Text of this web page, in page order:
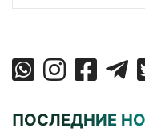
ПОСЛЕДНИЕ